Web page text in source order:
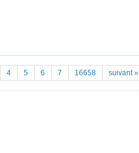
4 5 6 7 16658 suivant »